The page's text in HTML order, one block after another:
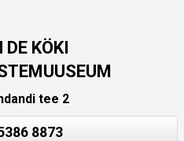
DE KÖKI
tee 2
8873